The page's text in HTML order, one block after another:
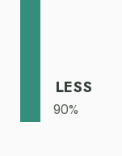
LESS
90%